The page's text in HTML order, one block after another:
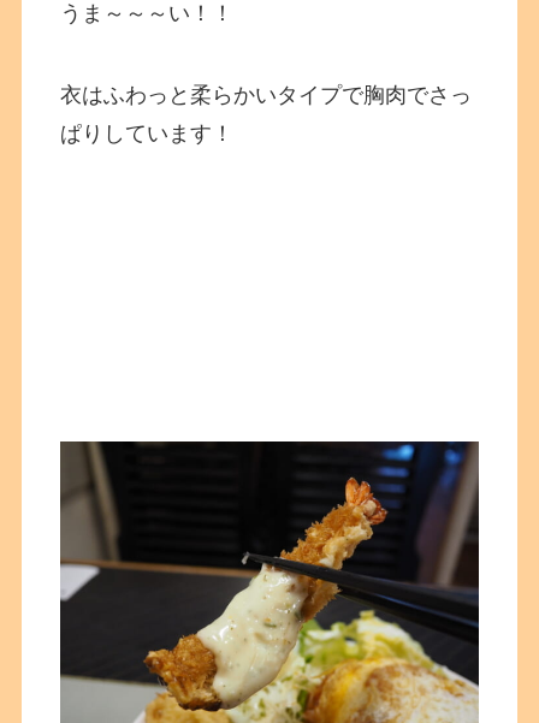
うま～～～い！！
衣はふわっと柔らかいタイプで胸肉でさっ
ぱりしています！